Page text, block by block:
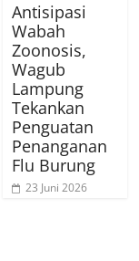
Antisipasi
Wabah
Zoonosis,
Wagub
Lampung
Tekankan
Penguatan
Penanganan
Flu Burung
23 Juni 2026